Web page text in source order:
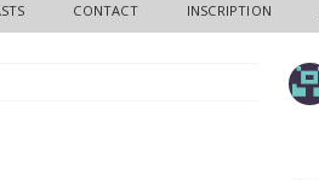
CONTACT INSCRIPTION